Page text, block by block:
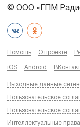
© ООО «ГПМ
Помощь О проекте
iOS Android
Выходные данные
Пользовательское
Пользовательское
Интеллектуальные права